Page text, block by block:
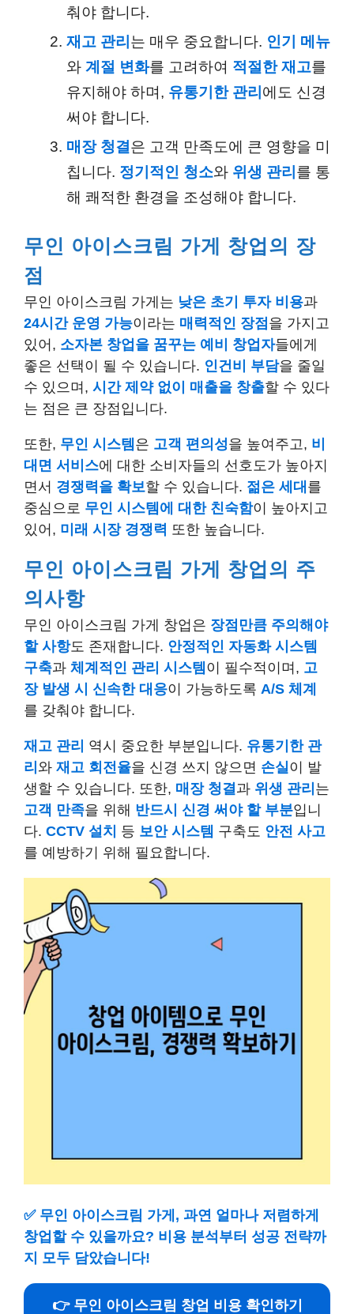
춰야 합니다.
재고 관리 는 매우 중요합니다. 인기 메뉴
와 계절 변화를 고려하여 적절한 재고를
유지해야 하며, 유통기한 관리 에도 신경
써야 합니다.
매장 청결은 고객 만족도에 큰 영향을 미
칩니다. 정기적인 청소와 위생 관리 를 통
해 쾌적한 환경을 조성해야 합니다.
무인 아이스크림 가게 창업의 장
점
무인 아이스크림 가게는 낮은 초기 투자 비용과
24시간 운영 가능이라는 매력적인 장점 을 가지고
있어, 소자본 창업을 꿈꾸는 예비 창업자들에게
좋은 선택이 될 수 있습니다. 인건비 부담을 줄일
수 있으며, 시간 제약 없이 매출을 창출할 수 있다
는 점은 큰 장점입니다.
또한, 무인 시스템 은 고객 편의성을 높여주고, 비
대면 서비스에 대한 소비자들의 선호도가 높아지
면서 경쟁력을 확보할 수 있습니다. 젊은 세대 를
중심으로 무인 시스템에 대한 친숙함이 높아지고
있어, 미래 시장 경쟁력 또한 높습니다.
무인 아이스크림 가게 창업의 주
의사항
무인 아이스크림 가게 창업은 장점만큼 주의해야
할 사항도 존재합니다. 안정적인 자동화 시스템
구축과 체계적인 관리 시스템 이 필수적이며, 고
장 발생 시 신속한 대응이 가능하도록 A/S 체계
를 갖춰야 합니다.
재고 관리 역시 중요한 부분입니다. 유통기한 관
리 와 재고 회전율을 신경 쓰지 않으면 손실이 발
생할 수 있습니다. 또한, 매장 청결과 위생 관리 는
고객 만족을 위해 반드시 신경 써야 할 부분입니
다. CCTV 설치 등 보안 시스템 구축도 안전 사고
를 예방하기 위해 필요합니다.
✅ 무인 아이스크림 가게, 과연 얼마나 저렴하게
창업할 수 있을까요? 비용 분석부터 성공 전략까
지 모두 담았습니다!
👉 무인 아이스크림 창업 비용 확인하기